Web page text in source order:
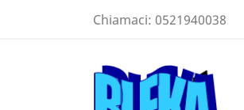
Chiamaci: 0521940038